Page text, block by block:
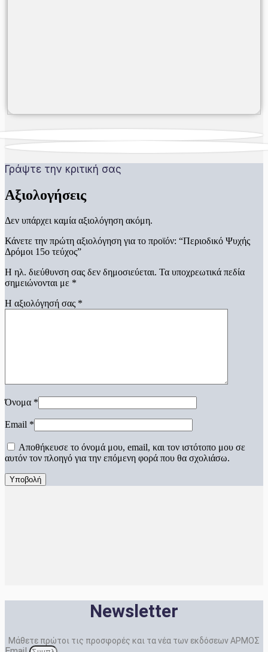
Γράψτε την κριτική σας
Αξιολογήσεις
Δεν υπάρχει καμία αξιολόγηση ακόμη.
Κάνετε την πρώτη αξιολόγηση για το προϊόν: “Περιοδικό Ψυχής
Δρόμοι 15ο τεύχος”
Η ηλ. διεύθυνση σας δεν δημοσιεύεται. Τα υποχρεωτικά πεδία
σημειώνονται με *
Η αξιολόγησή σας *
Όνομα *
Email *
Αποθήκευσε το όνομά μου, email, και τον ιστότοπο μου σε
αυτόν τον πλοηγό για την επόμενη φορά που θα σχολιάσω.
Newsletter
Μάθετε πρώτοι τις προσφορές και τα νέα των εκδόσεων ΑΡΜΟΣ